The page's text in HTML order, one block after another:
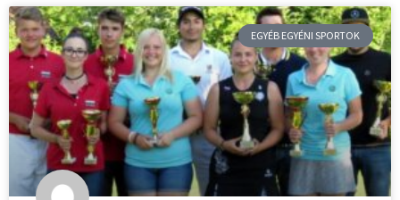
EGYÉB EGYÉNI SPORTOK